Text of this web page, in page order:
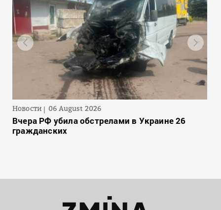
Новости 06 August 2026
Вчера РФ убила обстрелами в Украине 26
гражданских